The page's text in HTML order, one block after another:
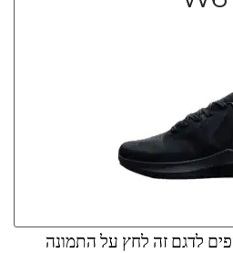
לדגם זה לחץ על התמונה